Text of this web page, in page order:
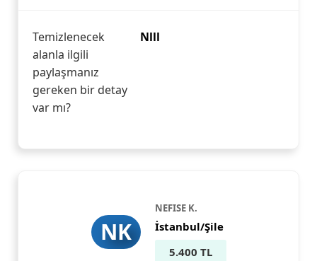
Temizlenecek
alanla ilgili
paylaşmanız
gereken bir detay
var mı?
Nlll
NK
NEFISE K.
İstanbul/Şile
5.400 TL